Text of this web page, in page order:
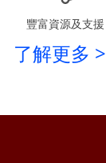
豐富資源及支援
了解更多 >